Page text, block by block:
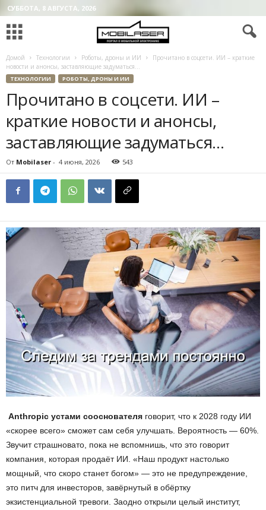
СУББОТА, 8 АВГУСТА, 2026
Домой Технологии Роботы, дроны и ИИ
Прочитано в соцсети. ИИ – краткие
новости и анонсы, заставляющие задуматься…
ТЕХНОЛОГИИ РОБОТЫ, ДРОНЫ И ИИ
Прочитано в соцсети. ИИ –
краткие новости и анонсы,
заставляющие задуматься…
От Mobilaser - 4 июня, 2026 543
Anthropic устами сооснователя говорит, что к 2028 году ИИ
«скорее всего» сможет сам себя улучшать. Вероятность — 60%.
Звучит страшновато, пока не вспомнишь, что это говорит
компания, которая продаёт ИИ. «Наш продукт настолько
мощный, что скоро станет богом» — это не предупреждение,
это питч для инвесторов, завёрнутый в обёртку
экзистенциальной тревоги. Заодно открыли целый институт,